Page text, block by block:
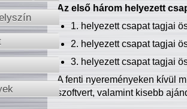
Az első három helyezett
1. helyezett csapat tagjai
2. helyezett csapat tagjai
3. helyezett csapat tagjai
A fenti nyereményeken kívül
szoftvert, valamint kisebb